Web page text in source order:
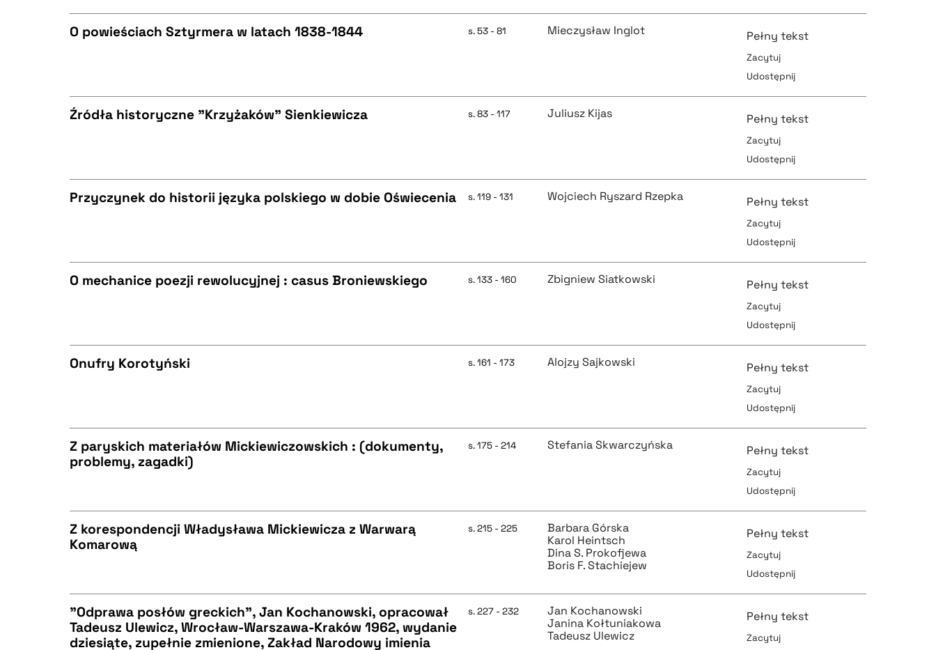
pobierz cytat
pobierz cytat
O powieściach Sztyrmera w latach 1838-1844 s. 53 - 81 Mieczysław Inglot Pełny tekst
Zacytuj
Udostępnij
pobierz cytat
Źródła historyczne "Krzyżaków" Sienkiewicza s. 83 - 117 Juliusz Kijas Pełny tekst
Zacytuj
Udostępnij
pobierz cytat
Przyczynek do historii języka polskiego w dobie Oświecenia s. 119 - 131 Wojciech Ryszard Rzepka Pełny tekst
Zacytuj
Udostępnij
pobierz cytat
O mechanice poezji rewolucyjnej : casus Broniewskiego s. 133 - 160 Zbigniew Siatkowski Pełny tekst
Zacytuj
Udostępnij
pobierz cytat
Onufry Korotyński s. 161 - 173 Alojzy Sajkowski Pełny tekst
Zacytuj
Udostępnij
pobierz cytat
Z paryskich materiałów Mickiewiczowskich : (dokumenty,
problemy, zagadki)
s. 175 - 214 Stefania Skwarczyńska Pełny tekst
Zacytuj
Udostępnij
pobierz cytat
BIBTEX
Z korespondencji Władysława Mickiewicza z Warwarą
Komarową
s. 215 - 225
Barbara Górska
Karol Heintsch
Dina S. Prokofjewa
Boris F. Stachiejew
Pełny tekst
Zacytuj
Udostępnij
"Odprawa posłów greckich", Jan Kochanowski, opracował
Tadeusz Ulewicz, Wrocław-Warszawa-Kraków 1962, wydanie
dziesiąte, zupełnie zmienione, Zakład Narodowy imienia
s. 227 - 232
Jan Kochanowski
Janina Kołtuniakowa
Tadeusz Ulewicz
Pełny tekst
Zacytuj